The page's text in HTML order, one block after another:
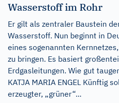
Wasserstoff im Rohr
Er gilt als zentraler Baustein
Wasserstoff. Nun beginnt in
eines sogenannten
zu bringen. Es basiert
Erdgasleitungen. Wie gut
KATJA MARIA ENGEL Künftig
erzeugter, „grüner“...